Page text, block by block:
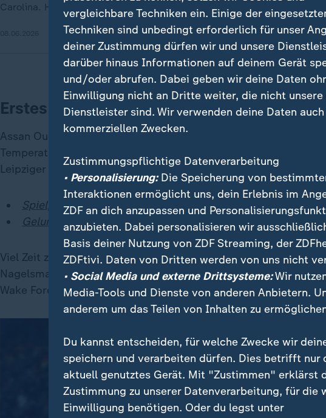
Carolina. Hier sollen die Nationalspieler zur Ruhe kommen.
Erstes Training am Anreisetag
Assan Ouédraogo nahm seine Teamkollegen im Sonnenschein
Temperaturen in Empfang. Der für den verletzten Lennart Karl
Leipziger war schon am Sonntag in North Carolina eingetroffen.
Spielplan, Ergebnisse und Tabellen der WM 2026
Gelungene WM-Generalprobe: DFB-Team gewinnt gegen USA
Viel Zeit zur Eingewöhnung blieb für den viermaligen
Nagelsmann bat seine Stars noch am Abend auf dem Gelände
Wake Forest University zu einem öffentlichen Training.
vergleichbare Techniken ein. Einige der
Techniken sind unbedingt erforderlich für unser
deiner Zustimmung dürfen wir und unsere
darüber hinaus Informationen auf deinem Gerät
und/oder abrufen. Dabei geben wir deine Daten
Einwilligung nicht an Dritte weiter, die nicht
Dienstleister sind. Wir verwenden deine Daten
kommerziellen Zwecken.
Zustimmungspflichtige Datenverarbeitung
• Personalisierung:Die Speicherung von
Interaktionen ermöglicht uns, dein Erlebnis im
ZDF an dich anzupassen und
anzubieten. Dabei personalisieren wir
Basis deiner Nutzung von ZDF Streaming, der
ZDFtivi. Daten von Dritten werden von uns nicht
• Social Media und externe Drittsysteme:Wir
Media-Tools und Dienste von anderen Anbietern.
anderem um das Teilen von Inhalten zu
Du kannst entscheiden, für welche Zwecke wir
speichern und verarbeiten dürfen. Dies betrifft nur
aktuell genutztes Gerät. Mit "Zustimmen" erklärst
Zustimmung zu unserer Datenverarbeitung, für die
Einwilligung benötigen. Oder du legst unter